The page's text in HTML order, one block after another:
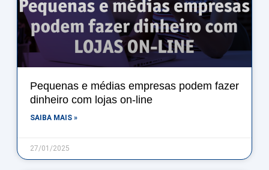
Pequenas e médias empresas podem fazer
dinheiro com lojas on-line
SAIBA MAIS »
27/01/2025